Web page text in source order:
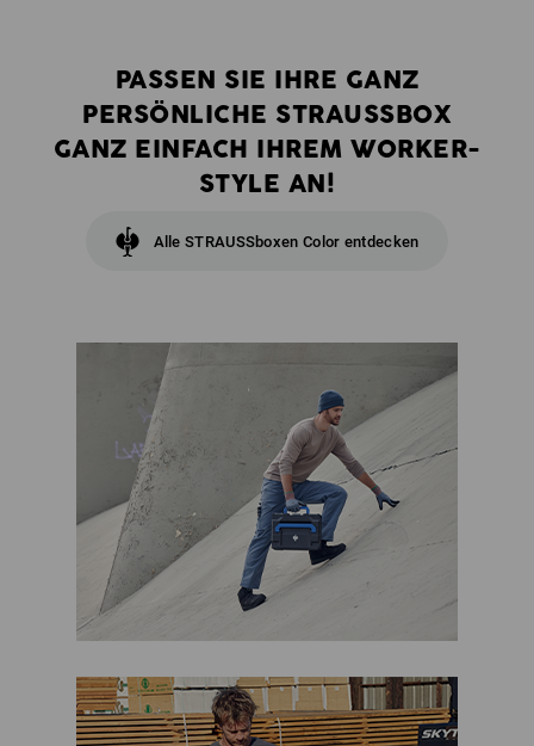
PASSEN SIE IHRE GANZ
PERSÖNLICHE STRAUSSBOX
GANZ EINFACH IHREM WORKER-
STYLE AN!
Alle STRAUSSboxen Color entdecken